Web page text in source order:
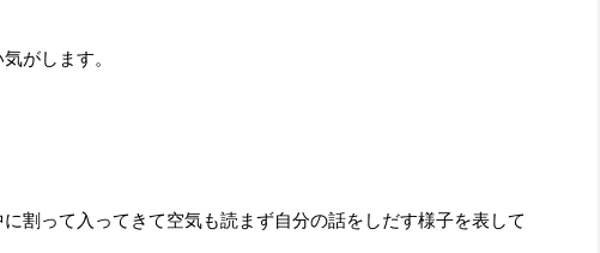
がします。
割って入ってきて空気も読まず自分の話をしだす様子を表して